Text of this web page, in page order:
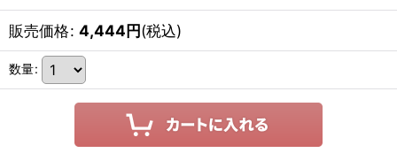
販売価格: 4,444円(税込)
数量: